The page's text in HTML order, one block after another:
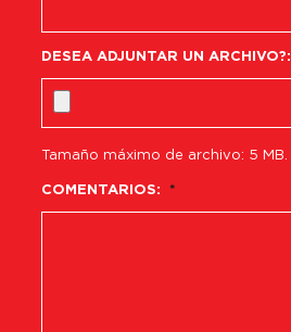
DESEA ADJUNTAR UN ARCHIVO?:
Tamaño máximo de archivo: 5 MB.
COMENTARIOS: *